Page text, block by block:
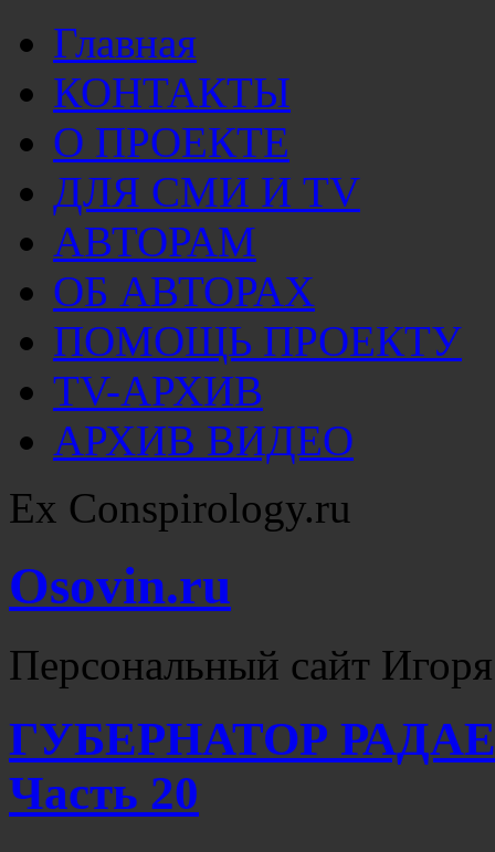
Главная
КОНТАКТЫ
О ПРОЕКТЕ
ДЛЯ СМИ И TV
АВТОРАМ
ОБ АВТОРАХ
ПОМОЩЬ ПРОЕКТУ
TV-АРХИВ
АРХИВ ВИДЕО
Ex Conspirology.ru
Osovin.ru
Персональный сайт
ГУБЕРНАТОР
Часть 20